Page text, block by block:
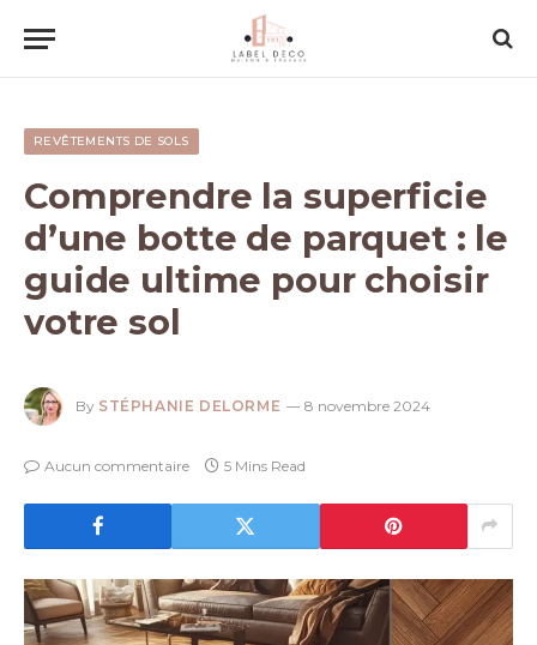
REVÊTEMENTS DE SOLS
Comprendre la superficie
d’une botte de parquet : le
guide ultime pour choisir
votre sol
By STÉPHANIE DELORME 8 novembre 2024
Aucun commentaire 5 Mins Read